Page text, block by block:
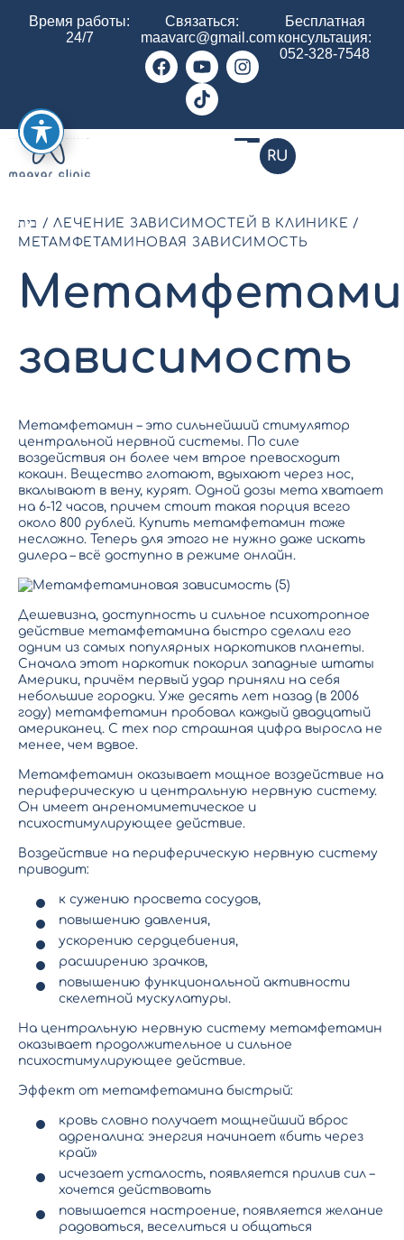
Время работы:
24/7
Связаться:
maavarc@gmail.com
Бесплатная
консультация:
052-328-7548
RU
בית /ЛЕЧЕНИЕ ЗАВИСИМОСТЕЙ В КЛИНИКЕ /
МЕТАМФЕТАМИНОВАЯ ЗАВИСИМОСТЬ
зависимость
Метамфетамин – это сильнейший стимулятор
центральной нервной системы. По силе
воздействия он более чем втрое превосходит
кокаин. Вещество глотают, вдыхают через нос,
вкалывают в вену, курят. Одной дозы мета хватает
на 6-12 часов, причем стоит такая порция всего
около 800 рублей. Купить метамфетамин тоже
несложно. Теперь для этого не нужно даже искать
дилера – всё доступно в режиме онлайн.
Дешевизна, доступность и сильное психотропное
действие метамфетамина быстро сделали его
одним из самых популярных наркотиков планеты.
Сначала этот наркотик покорил западные штаты
Америки, причём первый удар приняли на себя
небольшие городки. Уже десять лет назад (в 2006
году) метамфетамин пробовал каждый двадцатый
американец. С тех пор страшная цифра выросла не
менее, чем вдвое.
Метамфетамин оказывает мощное воздействие на
периферическую и центральную нервную систему.
Он имеет анреномиметическое и
психостимулирующее действие.
Воздействие на периферическую нервную систему
приводит:
к сужению просвета сосудов,
повышению давления,
ускорению сердцебиения,
расширению зрачков,
повышению функциональной активности
скелетной мускулатуры.
На центральную нервную систему метамфетамин
оказывает продолжительное и сильное
психостимулирующее действие.
Эффект от метамфетамина быстрый:
кровь словно получает мощнейший вброс
адреналина: энергия начинает «бить через
край»
исчезает усталость, появляется прилив сил –
хочется действовать
повышается настроение, появляется желание
радоваться, веселиться и общаться